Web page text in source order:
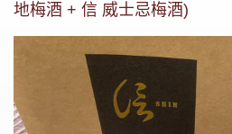
地梅酒 + 信 威士忌梅酒)